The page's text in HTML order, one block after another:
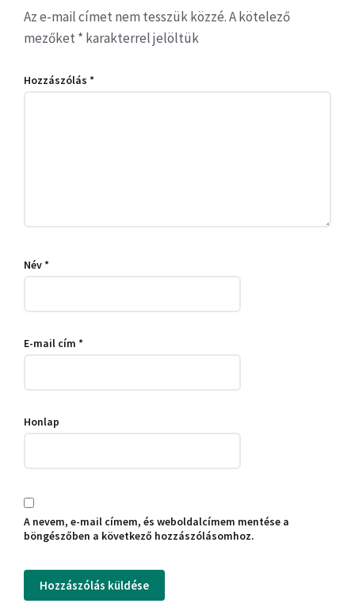
Az e-mail címet nem tesszük közzé.A kötelező
mezőket * karakterrel jelöltük
Hozzászólás *
Név*
E-mail cím *
Honlap
A nevem, e-mail címem, és weboldalcímem mentése a
böngészőben a következő hozzászólásomhoz.